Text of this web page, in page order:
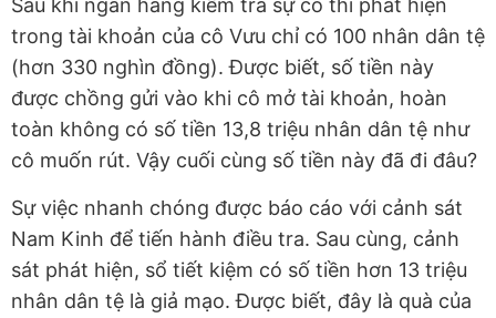
trong tài khoản của cô Vưu chỉ có 100 nhân dân tệ
(hơn 330 nghìn đồng). Được biết, số tiền này
được chồng gửi vào khi cô mở tài khoản, hoàn
toàn không có số tiền 13,8 triệu nhân dân tệ như
cô muốn rút. Vậy cuối cùng số tiền này đã đi đâu?
Sự việc nhanh chóng được báo cáo với cảnh sát
Nam Kinh để tiến hành điều tra. Sau cùng, cảnh
sát phát hiện, sổ tiết kiệm có số tiền hơn 13 triệu
nhân dân tệ là giả mạo. Được biết, đây là quà của